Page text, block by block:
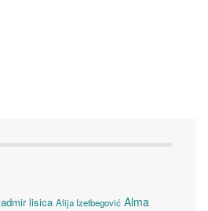
admir lisica Alija Izetbegović Alma